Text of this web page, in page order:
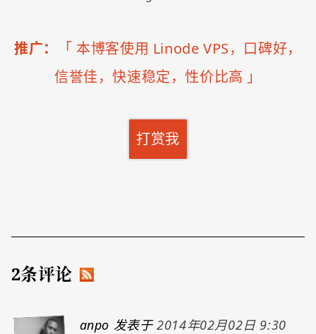
推广： 「 本博客使用 Linode VPS，口碑好，
信誉佳，快速稳定，性价比高 」
打赏我
2条评论
anpo 发表于 2014年02月02日 9:30